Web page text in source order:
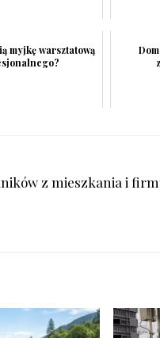
myjkę warsztatową
z mieszkania i